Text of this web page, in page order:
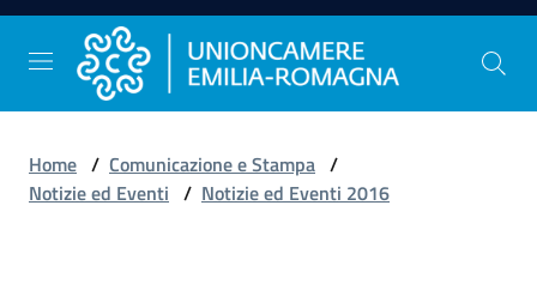
Vai al contenuto
Vai alla navigazione
Vai al footer
Comunicazione
Home / Comunicazione e Stampa /
Notizie ed Eventi / Notizie ed Eventi 2016